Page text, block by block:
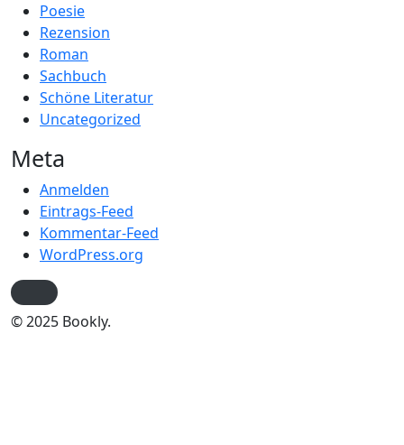
Poesie
Rezension
Roman
Sachbuch
Schöne Literatur
Uncategorized
Meta
Anmelden
Eintrags-Feed
Kommentar-Feed
WordPress.org
© 2025 Bookly.